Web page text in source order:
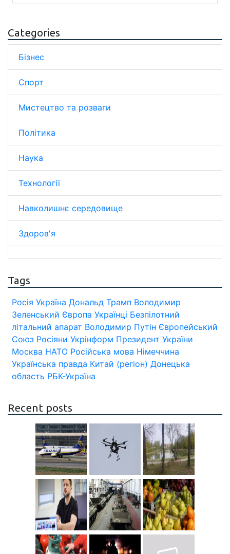
Categories
Бізнес
Спорт
Мистецтво та розваги
Політика
Наука
Технології
Навколишнє середовище
Здоров'я
Tags
Росія Україна Дональд Трамп Володимир
Зеленський Європа Українці Безпілотний
літальний апарат Володимир Путін Європейський
Союз Росіяни Укрінформ Президент України
Москва НАТО Російська мова Німеччина
Українська правда Китай (регіон) Донецька
область РБК-Україна
Recent posts